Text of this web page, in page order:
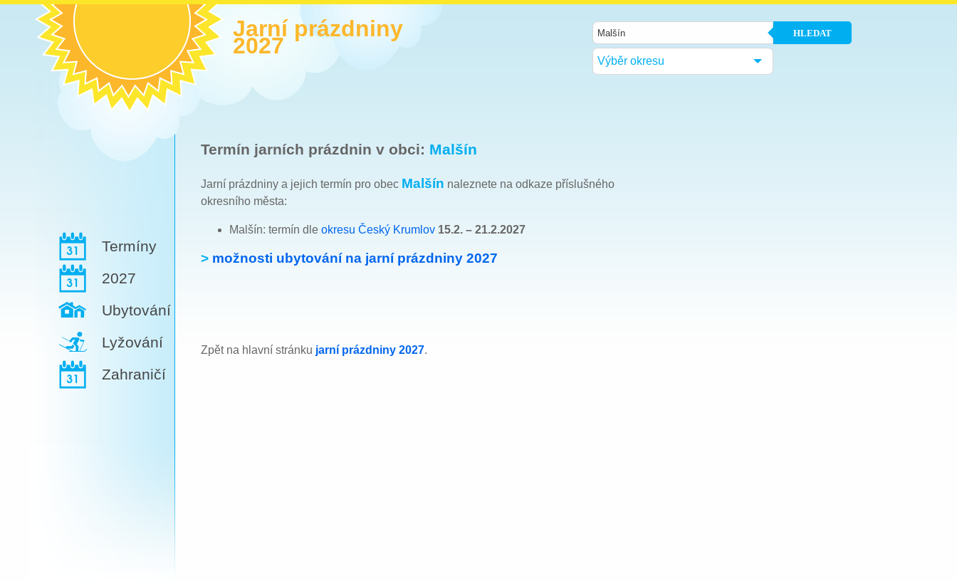
Jarní prázdniny
2027 HLEDAT
Výběr okresu
Termíny
2027
Ubytování
Lyžování
Zahraničí
Termín jarních prázdnin v obci: Malšín
Jarní prázdniny a jejich termín pro obec Malšín naleznete na odkaze příslušného
okresního města:
Malšín: termín dle okresu Český Krumlov 15.2. – 21.2.2027
> možnosti ubytování na jarní prázdniny 2027
Zpět na hlavní stránku jarní prázdniny 2027.